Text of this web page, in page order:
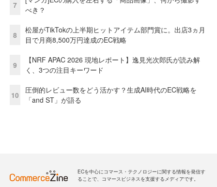
7
べき？
8
松屋がTikTokの上半期ヒットアイテム部門賞に。出店3ヵ月
目で月商8,500万円達成のEC戦略
9
【NRF APAC 2026 現地レポート】逸見光次郎氏が読み解
く、3つの注目キーワード
10
圧倒的レビュー数をどう活かす？生成AI時代のEC戦略を
「and ST」が語る
ECを中心にコマース・テクノロジーに関する情報を発信す
ることで、コマースビジネスを支援するメディアです。